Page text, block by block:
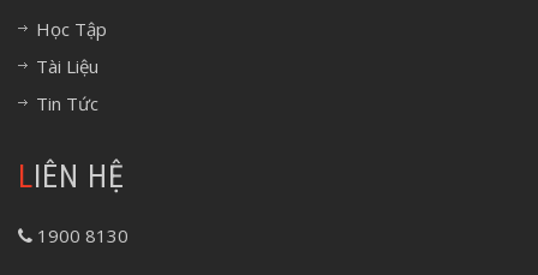
Học Tập
Tài Liệu
Tin Tức
LIÊN HỆ
1900 8130